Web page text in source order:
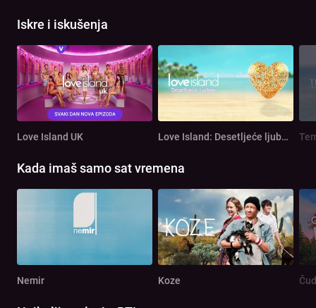
Iskre i iskušenja
Love Island UK Love Island: Desetljeće ljubavi
Kada imaš samo sat vremena
Nemir Koze